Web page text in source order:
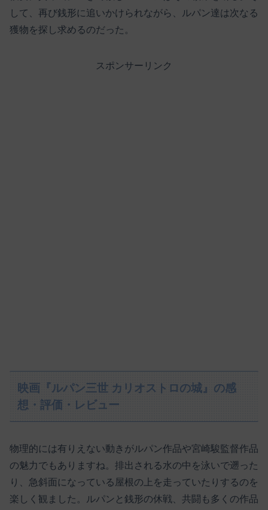
して、再び銭形に追いかけられながら、ルパン達は次なる
獲物を探し求めるのだった。
スポンサーリンク
映画『ルパン三世 カリオストロの城』の感
想・評価・レビュー
物理的には有りえない動きがルパン作品や宮崎駿監督作品
の魅力でもありますね。排出される水の中を泳いで遡った
り、急斜面になっている屋根の上を走っていたりするのを
楽しく観ました。ルパンと銭形の休戦、共闘も多くの作品